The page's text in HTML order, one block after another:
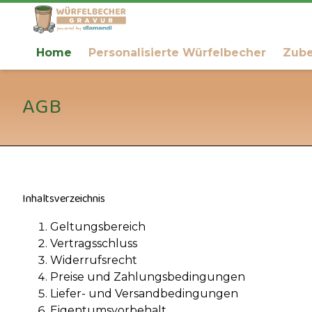
Home Personalisierte Würfelbecher
AGB
Inhaltsverzeichnis
Geltungsbereich
Vertragsschluss
Widerrufsrecht
Preise und Zahlungsbedingungen
Liefer- und Versandbedingungen